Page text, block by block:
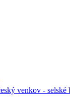
venkov - selské